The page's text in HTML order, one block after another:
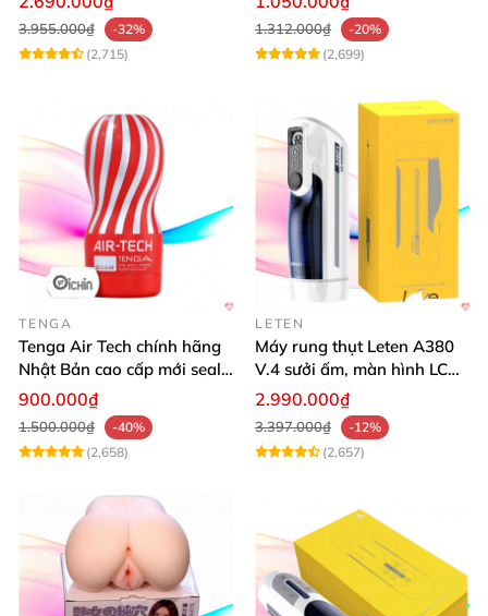
3.955.000₫
-32%
(2,715)
1.312.000₫
-20%
(2,699)
TENGA
Tenga Air Tech chính hãng
Nhật Bản cao cấp mới seal
giá tốt
900.000₫
1.500.000₫
-40%
(2,658)
LETEN
Máy rung thụt Leten A380
V.4 sưởi ấm, màn hình LCD,
cực đã
2.990.000₫
3.397.000₫
-12%
(2,657)